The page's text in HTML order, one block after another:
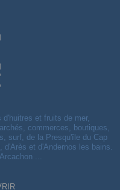
et fruits de mer,
commerces, boutiques,
surf, de la Presqu'île du Cap
et d'Andernos les bains.
...